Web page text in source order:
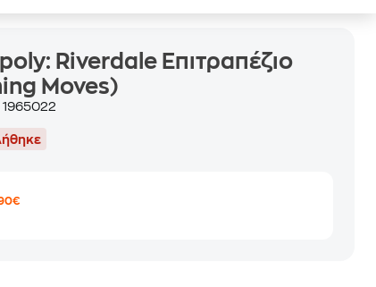
Riverdale Επιτραπέζιο
Moves)
1965022